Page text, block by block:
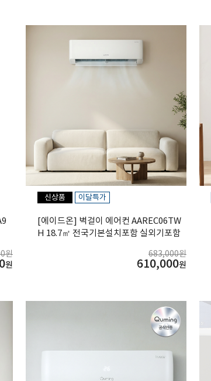
원
원
신상품 이달특가
[에이드온] 벽걸이 에어컨 AAREC06TW
H 18.7㎡ 전국기본설치포함 실외기포함
683,000원
610,000원